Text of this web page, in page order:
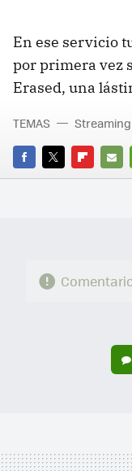
En ese servicio
por primera vez
Erased, una
FACEBOOK
TWITTERFLIPBOARD
E-
TEMAS Streaming